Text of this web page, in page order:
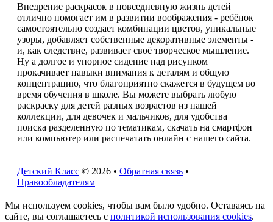
Внедрение раскрасок в повседневную жизнь детей
отлично помогает им в развитии воображения - ребёнок
самостоятельно создает комбинации цветов, уникальные
узоры, добавляет собственные декоративные элементы -
и, как следствие, развивает своё творческое мышление.
Ну а долгое и упорное сидение над рисунком
прокачивает навыки внимания к деталям и общую
концентрацию, что благоприятно скажется в будущем во
время обучения в школе. Вы можете выбрать любую
раскраску для детей разных возрастов из нашей
коллекции, для девочек и мальчиков, для удобства
поиска разделенную по тематикам, скачать на смартфон
или компьютер или распечатать онлайн с нашего сайта.
Детский Класс © 2026 • Обратная связь •
Правообладателям
Мы используем cookies, чтобы вам было удобно. Оставаясь на
сайте, вы соглашаетесь с политикой использования cookies.